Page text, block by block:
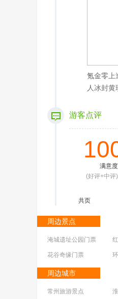
氪金零上
人冰封
游客点评
满意度
(好评+中评
共页
周边景点
淹城遗址公园门票
花谷奇缘门票
天目湖御水温泉门票
周边城市
常州旅游景点